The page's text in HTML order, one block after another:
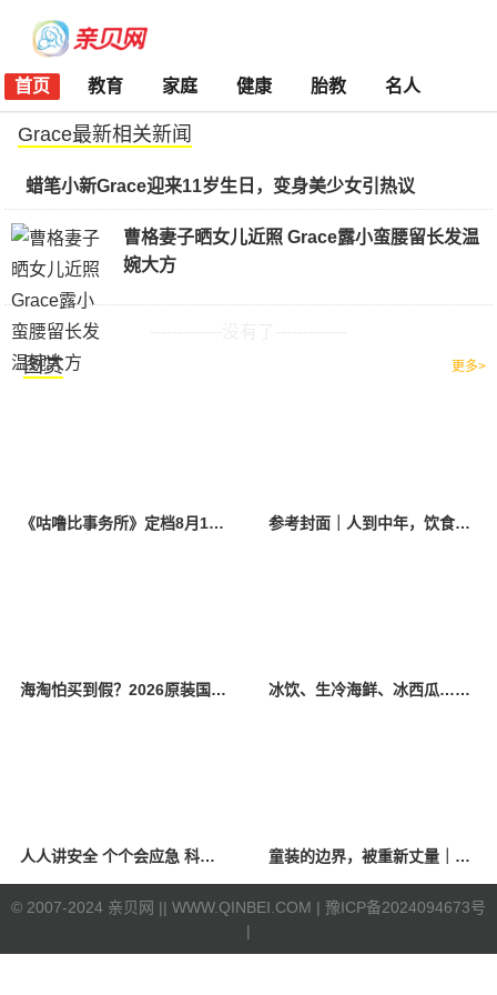
首页 教育 家庭 健康 胎教 名人
Grace最新相关新闻
蜡笔小新Grace迎来11岁生日，变身美少女引热议
曹格妻子晒女儿近照 Grace露小蛮腰留长发温
婉大方
图赏 更多>
《咕噜比事务所》定档8月10日 聚焦儿童情绪教育助力健康成长 参考封面｜人到中年，饮食该如何调整？
海淘怕买到假？2026原装国产羊奶粉靠谱的正规品牌有哪些？ 冰饮、生冷海鲜、冰西瓜……泉州人夏季“标配”饮食极易引发胃肠炎
人人讲安全 个个会应急 科学应对防震避险 童装的边界，被重新丈量｜2026中国国际时装周·童话小镇圆满收官
© 2007-2024 亲贝网 || WWW.QINBEI.COM | 豫ICP备2024094673号
|